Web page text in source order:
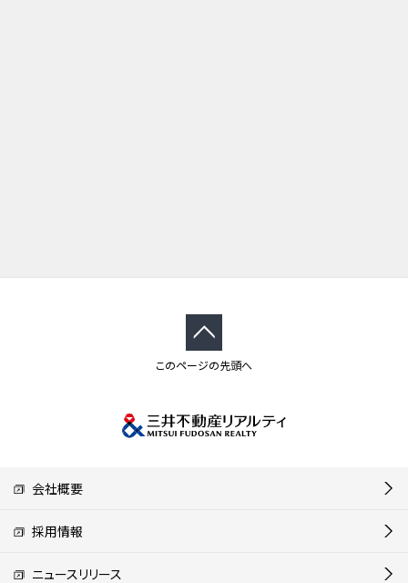
このページの先頭へ
会社概要
採用情報
ニュースリリース